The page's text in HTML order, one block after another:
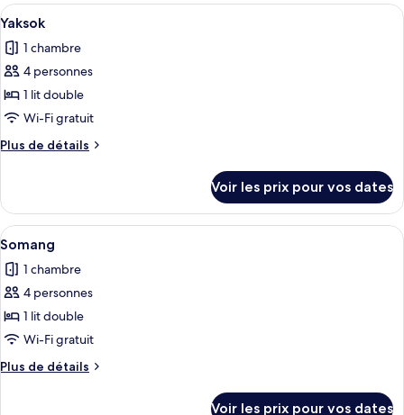
type
de
Miso
Afficher
toutes
les
photos
pour
ce
type
de
Yaksok
Une chambre avec un lit, une table
4
Yaksok
1 chambre
4 personnes
1 lit double
Wi-Fi gratuit
Plus de détails
Plus
le
type
de
chambre
Yaksok
Voir les prix pour vos dates
Afficher
toutes
les
photos
pour
ce
type
de
Une pièce dotée d’une grande
4
Somang
1 chambre
4 personnes
1 lit double
Wi-Fi gratuit
Plus de détails
Plus
Voir les prix pour vos dates